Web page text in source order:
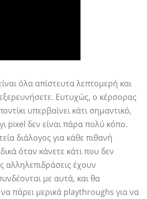
όλα απίστευτα λεπτομερή και
Ευτυχώς, ο κέρσορας
υπερβαίνει κάτι σημαντικό,
pixel δεν είναι πάρα πολύ κόπο.
διάλογος για κάθε πιθανή
όταν κάνετε κάτι που δεν
αλληλεπιδράσεις έχουν
με αυτά, και θα
πάρει μερικά playthroughs για να